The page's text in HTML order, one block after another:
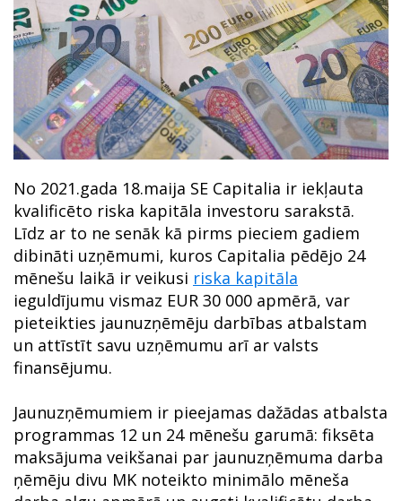
No 2021.gada 18.maija SE Capitalia ir iekļauta
kvalificēto riska kapitāla investoru sarakstā.
Līdz ar to ne senāk kā pirms pieciem gadiem
dibināti uzņēmumi, kuros Capitalia pēdējo 24
mēnešu laikā ir veikusi riska kapitāla
ieguldījumu vismaz EUR 30 000 apmērā, var
pieteikties jaunuzņēmēju darbības atbalstam
un attīstīt savu uzņēmumu arī ar valsts
finansējumu.
Jaunuzņēmumiem ir pieejamas dažādas atbalsta
programmas 12 un 24 mēnešu garumā: fiksēta
maksājuma veikšanai par jaunuzņēmuma darba
ņēmēju divu MK noteikto minimālo mēneša